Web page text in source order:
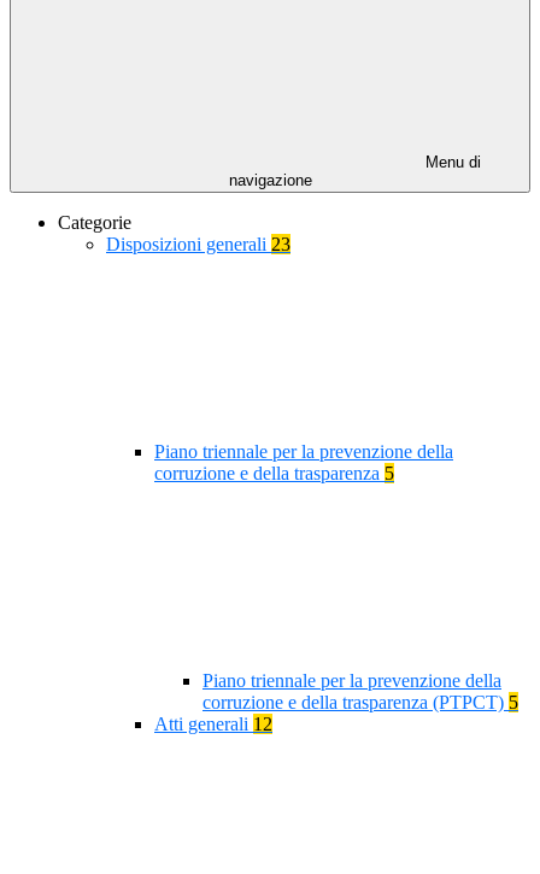
Menu di
navigazione
Categorie
Disposizioni generali 23
Piano triennale per la prevenzione della
corruzione e della trasparenza 5
Piano triennale per la prevenzione della
corruzione e della trasparenza (PTPCT) 5
Atti generali 12